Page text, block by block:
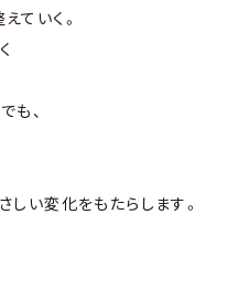
ていく。
も、
しい変化をもたらします。